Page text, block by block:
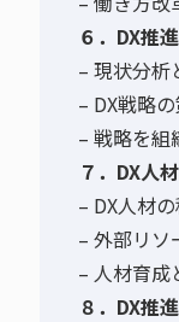
６．DX推
– 現状分析
– DX戦略
– 戦略を組
７．DX人
– DX人材
– 外部リソ
– 人材育成
８．DX推